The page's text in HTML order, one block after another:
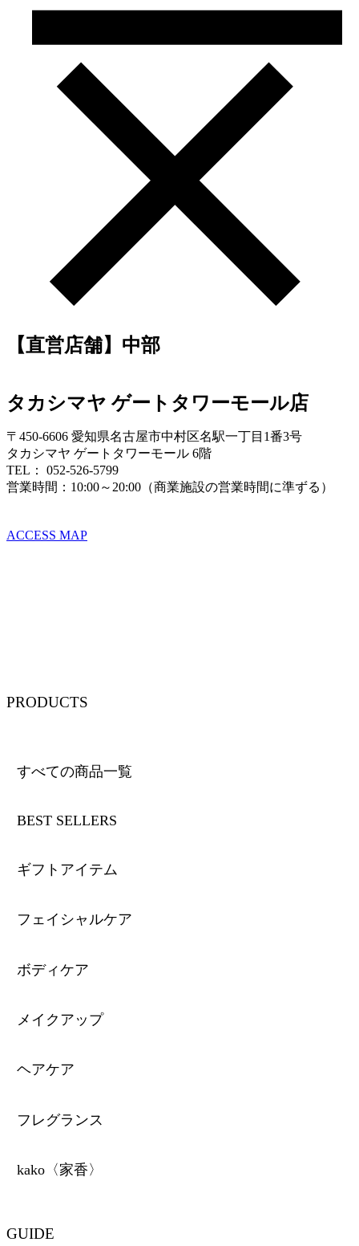
【直営店舗】中部
タカシマヤ ゲートタワーモール店
〒450-6606 愛知県名古屋市中村区名駅一丁目1番3号
タカシマヤ ゲートタワーモール 6階
TEL： 052-526-5799
営業時間：10:00～20:00（商業施設の営業時間に準ずる）
ACCESS MAP
PRODUCTS
すべての商品一覧
BEST SELLERS
ギフトアイテム
フェイシャルケア
ボディケア
メイクアップ
ヘアケア
フレグランス
kako〈家香〉
GUIDE